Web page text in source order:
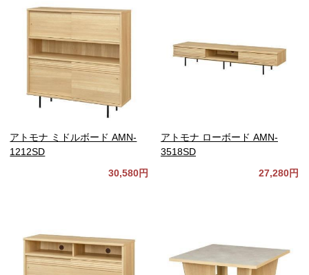
アトモナ ミドルボード AMN-
1212SD
30,580円
アトモナ ローボード AMN-
3518SD
27,280円